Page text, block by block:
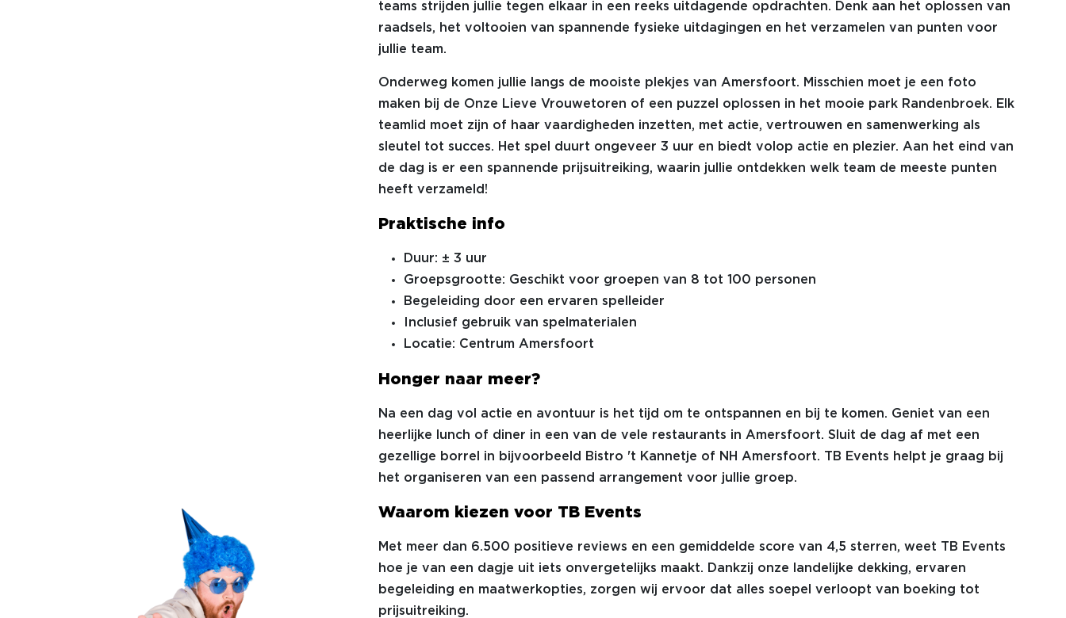
teams strijden jullie tegen elkaar in een reeks uitdagende opdrachten. Denk aan het oplossen van
raadsels, het voltooien van spannende fysieke uitdagingen en het verzamelen van punten voor
jullie team.
Onderweg komen jullie langs de mooiste plekjes van Amersfoort. Misschien moet je een foto
maken bij de Onze Lieve Vrouwetoren of een puzzel oplossen in het mooie park Randenbroek. Elk
teamlid moet zijn of haar vaardigheden inzetten, met actie, vertrouwen en samenwerking als
sleutel tot succes. Het spel duurt ongeveer 3 uur en biedt volop actie en plezier. Aan het eind van
de dag is er een spannende prijsuitreiking, waarin jullie ontdekken welk team de meeste punten
heeft verzameld!
Praktische info
Duur: ± 3 uur
Groepsgrootte: Geschikt voor groepen van 8 tot 100 personen
Begeleiding door een ervaren spelleider
Inclusief gebruik van spelmaterialen
Locatie: Centrum Amersfoort
Honger naar meer?
Na een dag vol actie en avontuur is het tijd om te ontspannen en bij te komen. Geniet van een
heerlijke lunch of diner in een van de vele restaurants in Amersfoort. Sluit de dag af met een
gezellige borrel in bijvoorbeeld Bistro 't Kannetje of NH Amersfoort. TB Events helpt je graag bij
het organiseren van een passend arrangement voor jullie groep.
Waarom kiezen voor TB Events
Met meer dan 6.500 positieve reviews en een gemiddelde score van 4,5 sterren, weet TB Events
hoe je van een dagje uit iets onvergetelijks maakt. Dankzij onze landelijke dekking, ervaren
begeleiding en maatwerkopties, zorgen wij ervoor dat alles soepel verloopt van boeking tot
prijsuitreiking.